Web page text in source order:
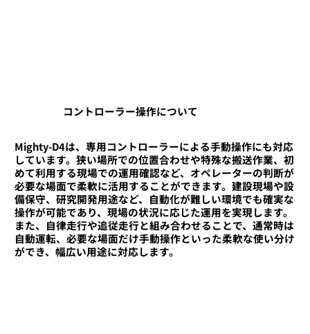
コントローラー操作について
Mighty-D4は、専用コントローラーによる手動操作にも対応
しています。狭い場所での位置合わせや特殊な搬送作業、初
めて利用する現場での運用確認など、オペレーターの判断が
必要な場面で柔軟に活用することができます。建設現場や設
備保守、研究開発用途など、自動化が難しい環境でも確実な
操作が可能であり、現場の状況に応じた運用を実現します。
また、自律走行や追従走行と組み合わせることで、通常時は
自動運転、必要な場面だけ手動操作といった柔軟な使い分け
ができ、幅広い用途に対応します。